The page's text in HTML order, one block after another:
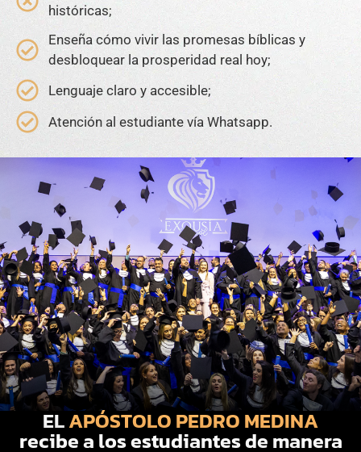
históricas;​
Enseña cómo vivir las promesas bíblicas y
desbloquear la prosperidad real hoy;​
Lenguaje claro y accesible;​
Atención al estudiante vía Whatsapp.
ELAPÓSTOLO PEDRO MEDINA
recibe a los estudiantes de manera